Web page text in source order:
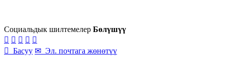
Социальдык шилтемелер Бөлүшүү
    
 Басуу ✉ Эл. почтага жөнөтүү